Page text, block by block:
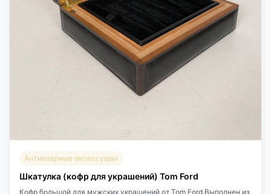
Антикварные аксессуары
Шкатулка (кофр для украшений) Tom Ford
Кофр большой для мужских украшений от Tom Ford.Выполнен из